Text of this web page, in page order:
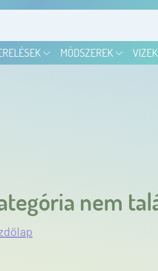
MÓDSZEREK VIZEK
nem